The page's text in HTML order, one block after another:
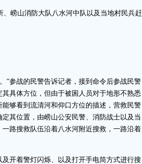
崂山消防大队八水河中队以及当地村民兵赶
参战的民警告诉记者，接到命令后参战民警
具体方位，但由于被困人员对于地形不熟悉
够看到流清河和仰口方位的描述，营救民警
其位置，由崂山公安民警、消防战士以及当
路搜救队伍沿着八水河附近搜救，一路沿着
开着警灯闪烁、以及打开手电筒方式进行搜